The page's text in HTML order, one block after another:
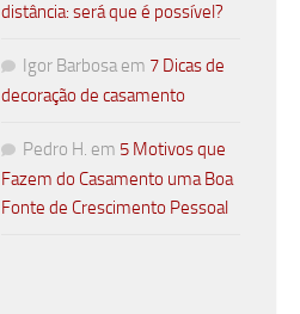
distância: será que é possível?
Igor Barbosa em 7 Dicas de
decoração de casamento
Pedro H. em 5 Motivos que
Fazem do Casamento uma Boa
Fonte de Crescimento Pessoal